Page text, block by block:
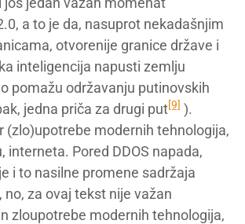
a to je da, nasuprot nekadašnjim
otvorenije granice države i
inteligencija napusti zemlju
pomažu održavanju putinovskih
jedna priča za drugi put[9] ).
(zlo)upotrebe modernih tehnologija,
interneta. Pored DDOS napada,
i to nasilne promene sadržaja
no, za ovaj tekst nije važan
zloupotrebe modernih tehnologija,